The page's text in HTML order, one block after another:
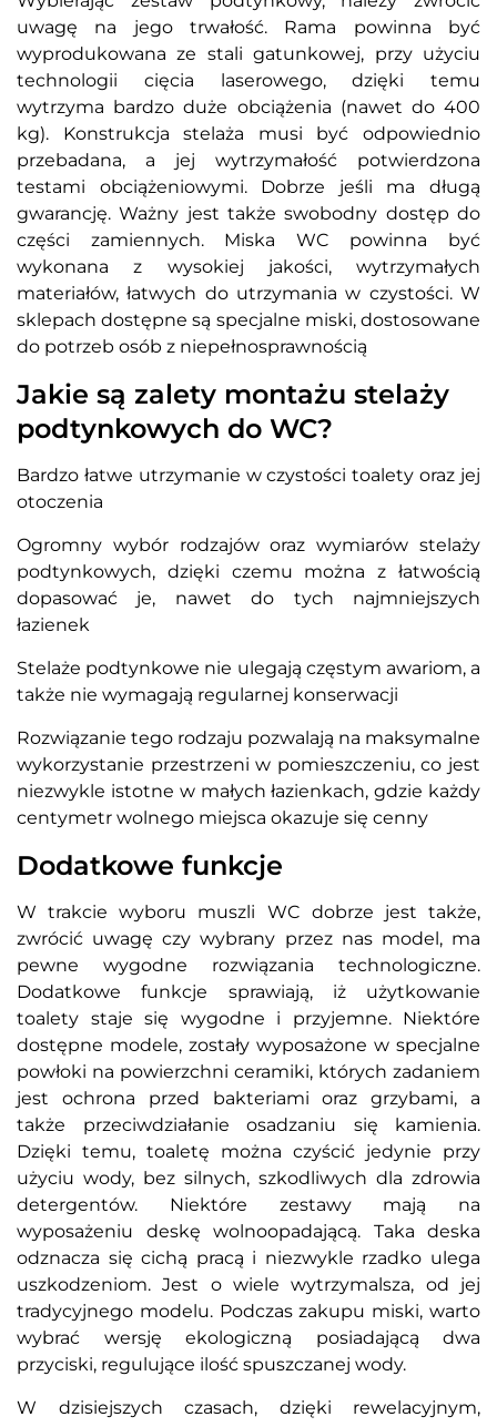
uwagę na jego trwałość. Rama powinna być
wyprodukowana ze stali gatunkowej, przy użyciu
technologii cięcia laserowego, dzięki temu
wytrzyma bardzo duże obciążenia (nawet do 400
kg). Konstrukcja stelaża musi być odpowiednio
przebadana, a jej wytrzymałość potwierdzona
testami obciążeniowymi. Dobrze jeśli ma długą
gwarancję. Ważny jest także swobodny dostęp do
części zamiennych. Miska WC powinna być
wykonana z wysokiej jakości, wytrzymałych
materiałów, łatwych do utrzymania w czystości. W
sklepach dostępne są specjalne miski, dostosowane
do potrzeb osób z niepełnosprawnością
Jakie są zalety montażu stelaży
podtynkowych do WC?
Bardzo łatwe utrzymanie w czystości toalety oraz jej
otoczenia
Ogromny wybór rodzajów oraz wymiarów stelaży
podtynkowych, dzięki czemu można z łatwością
dopasować je, nawet do tych najmniejszych
łazienek
Stelaże podtynkowe nie ulegają częstym awariom, a
także nie wymagają regularnej konserwacji
Rozwiązanie tego rodzaju pozwalają na maksymalne
wykorzystanie przestrzeni w pomieszczeniu, co jest
niezwykle istotne w małych łazienkach, gdzie każdy
centymetr wolnego miejsca okazuje się cenny
Dodatkowe funkcje
W trakcie wyboru muszli WC dobrze jest także,
zwrócić uwagę czy wybrany przez nas model, ma
pewne wygodne rozwiązania technologiczne.
Dodatkowe funkcje sprawiają, iż użytkowanie
toalety staje się wygodne i przyjemne. Niektóre
dostępne modele, zostały wyposażone w specjalne
powłoki na powierzchni ceramiki, których zadaniem
jest ochrona przed bakteriami oraz grzybami, a
także przeciwdziałanie osadzaniu się kamienia.
Dzięki temu, toaletę można czyścić jedynie przy
użyciu wody, bez silnych, szkodliwych dla zdrowia
detergentów. Niektóre zestawy mają na
wyposażeniu deskę wolnoopadającą. Taka deska
odznacza się cichą pracą i niezwykle rzadko ulega
uszkodzeniom. Jest o wiele wytrzymalsza, od jej
tradycyjnego modelu. Podczas zakupu miski, warto
wybrać wersję ekologiczną posiadającą dwa
przyciski, regulujące ilość spuszczanej wody.
W dzisiejszych czasach, dzięki rewelacyjnym,